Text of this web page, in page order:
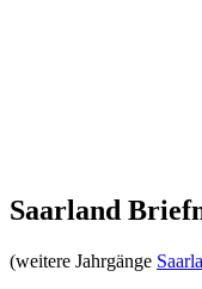
Saarland
(weitere Jahrgänge